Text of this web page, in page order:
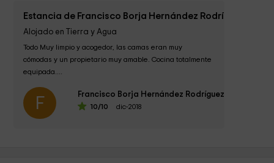
Estancia de Francisco Borja Hernández Rodríguez
Alojado en Tierra y Agua
Todo Muy limpio y acogedor, las camas eran muy
cómodas y un propietario muy amable. Cocina totalmente
equipada....
F Francisco Borja Hernández Rodríguez
10/10 dic-2018